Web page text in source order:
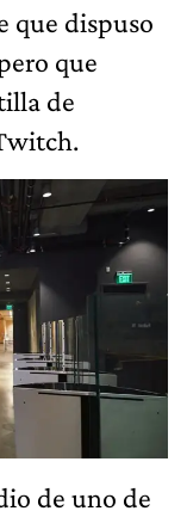
que dispuso
que
de
de uno de